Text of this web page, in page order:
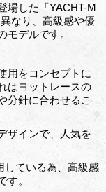
場した「YACHT-M
なり、高級感や優
デルです。
用をコンセプトに
はヨットレースの
分針に合わせるこ
ザインで、人気を
している為、高級感
。